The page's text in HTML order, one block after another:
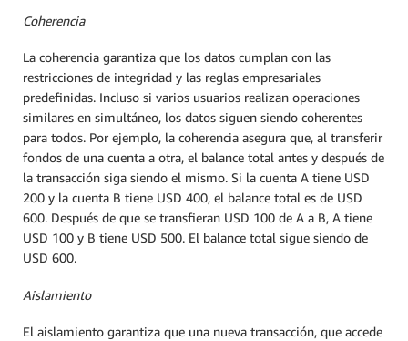
Coherencia
La coherencia garantiza que los datos cumplan con las
restricciones de integridad y las reglas empresariales
predefinidas. Incluso si varios usuarios realizan operaciones
similares en simultáneo, los datos siguen siendo coherentes
para todos. Por ejemplo, la coherencia asegura que, al transferir
fondos de una cuenta a otra, el balance total antes y después de
la transacción siga siendo el mismo. Si la cuenta A tiene USD
200 y la cuenta B tiene USD 400, el balance total es de USD
600. Después de que se transfieran USD 100 de A a B, A tiene
USD 100 y B tiene USD 500. El balance total sigue siendo de
USD 600.
Aislamiento
El aislamiento garantiza que una nueva transacción, que accede